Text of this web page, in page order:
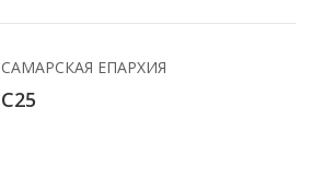
САМАРСКАЯ ЕПАРХИЯ
С25